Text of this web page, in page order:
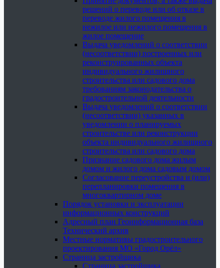
решений о переводе или об отказе в
переводе жилого помещения в
нежилое или нежилого помещения в
жилое помещение
Выдача уведомлений о соответствии
(несоответствии) построенных или
реконструированных объекта
индивидуального жилищного
строительства или садового дома
требованиям законодательства о
градостроительной деятельности
Выдача уведомлений о соответствии
(несоответствии) указанных в
уведомлении о планируемых
строительстве или реконструкции
объекта индивидуального жилищного
строительства или садового дома
Признание садового дома жилым
домом и жилого дома садовым домом
Согласование переустройства и (или)
перепланировки помещения в
многоквартирном доме
Порядок установки и эксплуатации
информационных конструкций
Адресный план Геоинформационная база
Технический архив
Местные нормативы градостроительного
проектирования МО «Город Орёл»
Страница застройщика
Страница застройщика